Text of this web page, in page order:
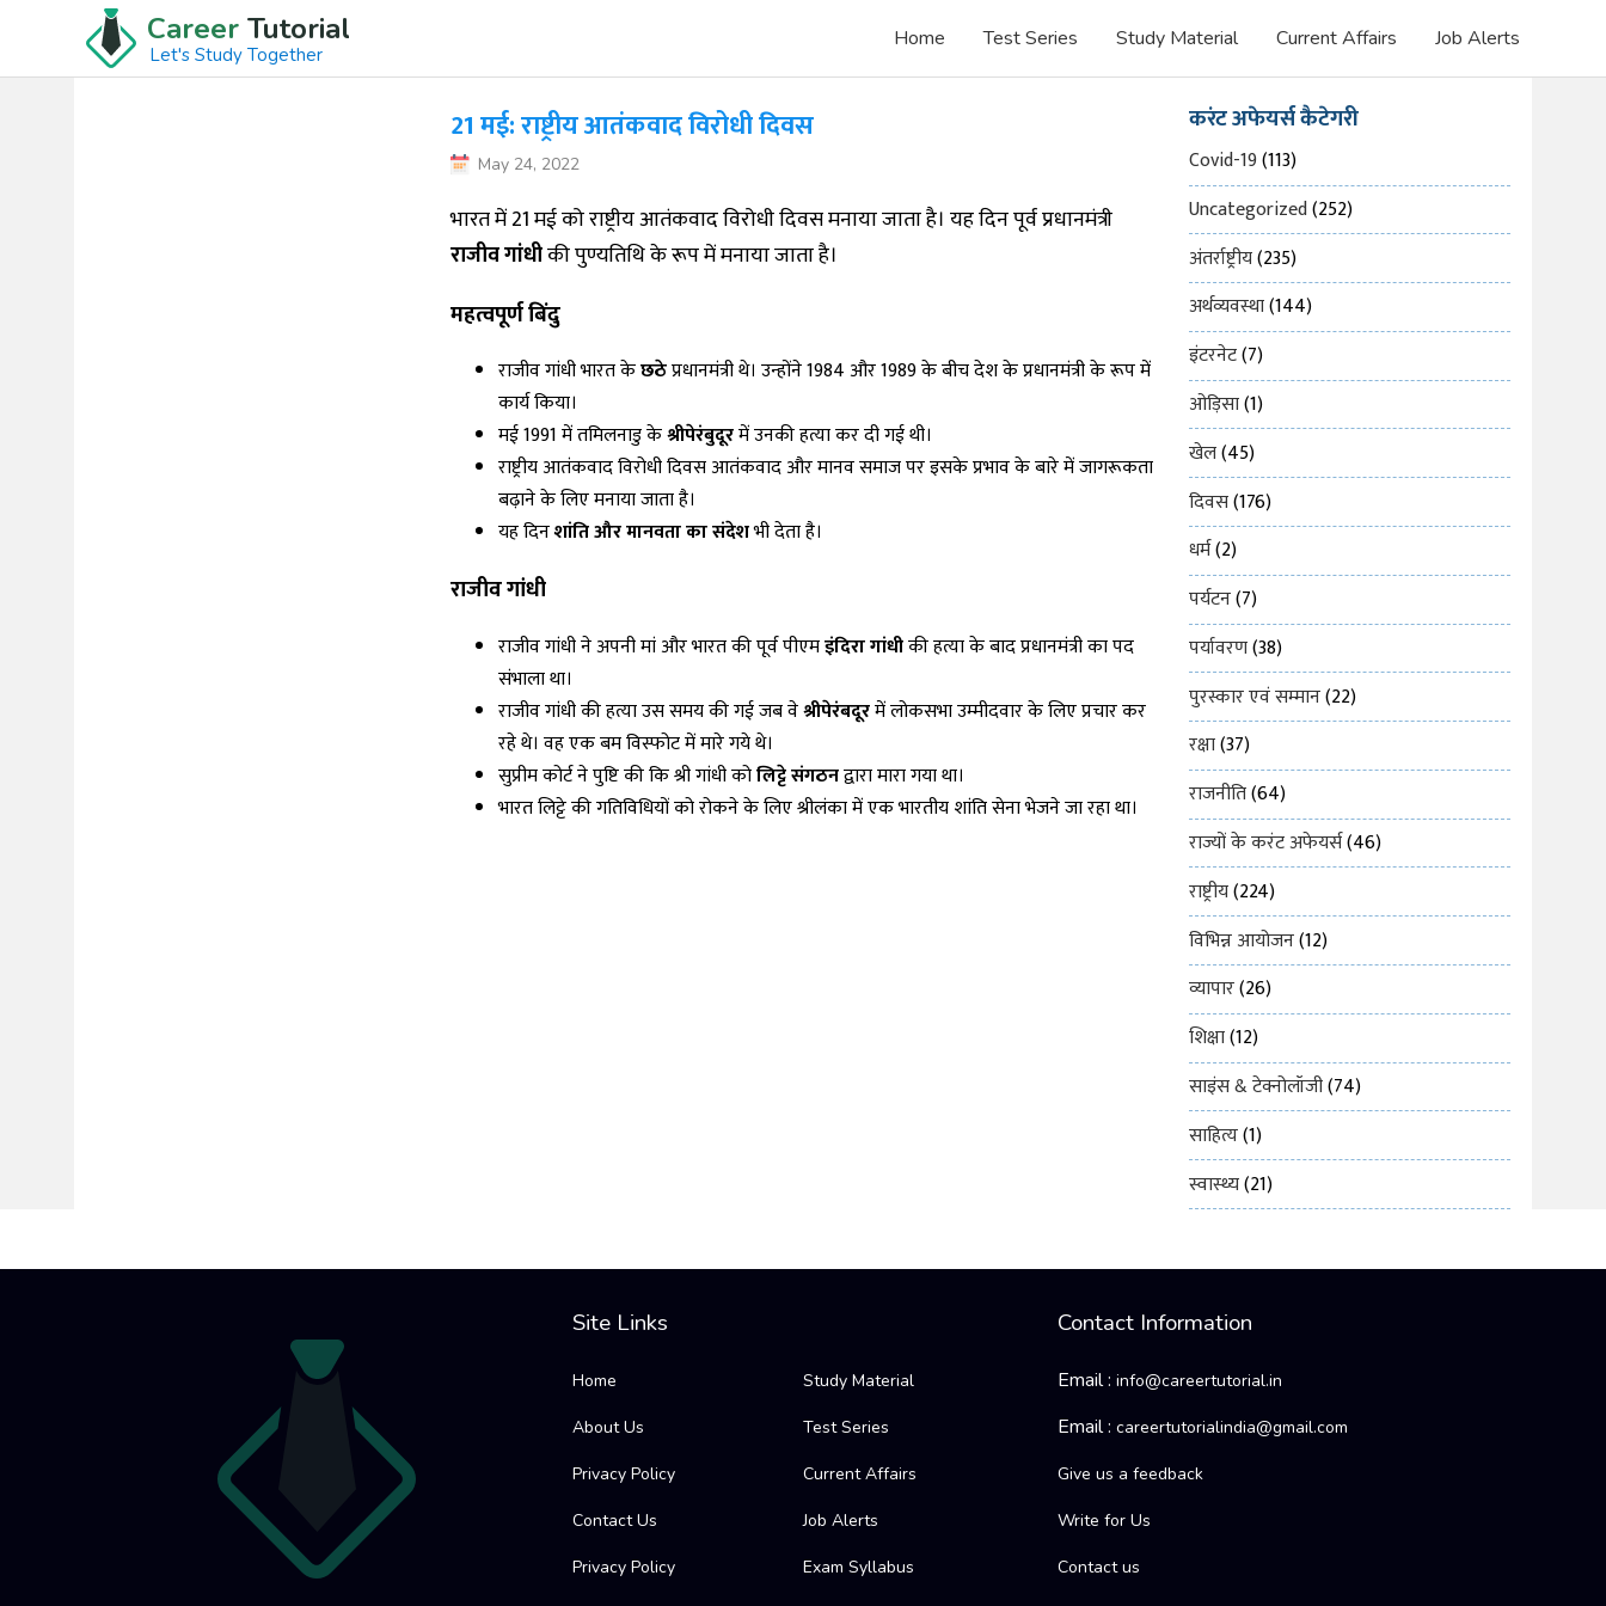
Career Tutorial
Let's Study Together
Home Test Series Study Material Current Affairs Job Alerts
21 मई: राष्ट्रीय आतंकवाद विरोधी दिवस
May 24, 2022
भारत में 21 मई को राष्ट्रीय आतंकवाद विरोधी दिवस मनाया जाता है। यह दिन पूर्व प्रधानमंत्री
राजीव गांधीकी पुण्यतिथि के रूप में मनाया जाता है।
महत्वपूर्ण बिंदु
राजीव गांधी भारत केछठेप्रधानमंत्री थे। उन्होंने 1984 और 1989 के बीच देश के प्रधानमंत्री के रूप में
कार्य किया।
मई 1991 में तमिलनाडु केश्रीपेरंबुदूरमें उनकी हत्या कर दी गई थी।
राष्ट्रीय आतंकवाद विरोधी दिवस आतंकवाद और मानव समाज पर इसके प्रभाव के बारे में जागरूकता
बढ़ाने के लिए मनाया जाता है।
यह दिनशांति और मानवता का संदेशभी देता है।
राजीव गांधी
राजीव गांधी ने अपनी मां और भारत की पूर्व पीएमइंदिरा गांधीकी हत्या के बाद प्रधानमंत्री का पद
संभाला था।
राजीव गांधी की हत्या उस समय की गई जब वेश्रीपेरंबदूरमें लोकसभा उम्मीदवार के लिए प्रचार कर
रहे थे। वह एक बम विस्फोट में मारे गये थे।
सुप्रीम कोर्ट ने पुष्टि की कि श्री गांधी कोलिट्टे संगठनद्वारा मारा गया था।
भारत लिट्टे की गतिविधियों को रोकने के लिए श्रीलंका में एक भारतीय शांति सेना भेजने जा रहा था।
करंट अफेयर्स कैटेगरी
Covid-19(113)
Uncategorized(252)
अंतर्राष्ट्रीय(235)
अर्थव्यवस्था(144)
इंटरनेट(7)
ओड़िसा(1)
खेल(45)
दिवस(176)
धर्म(2)
पर्यटन(7)
पर्यावरण(38)
पुरस्कार एवं सम्मान(22)
रक्षा(37)
राजनीति(64)
राज्यों के करंट अफेयर्स(46)
राष्ट्रीय(224)
विभिन्न आयोजन(12)
व्यापार(26)
शिक्षा(12)
साइंस & टेक्नोलॉजी(74)
साहित्य(1)
स्वास्थ्य(21)
Site Links
Home
About Us
Privacy Policy
Contact Us
Privacy Policy
Study Material
Test Series
Current Affairs
Job Alerts
Exam Syllabus
Contact Information
Email :info@careertutorial.in
Email :careertutorialindia@gmail.com
Give us a feedback
Write for Us
Contact us